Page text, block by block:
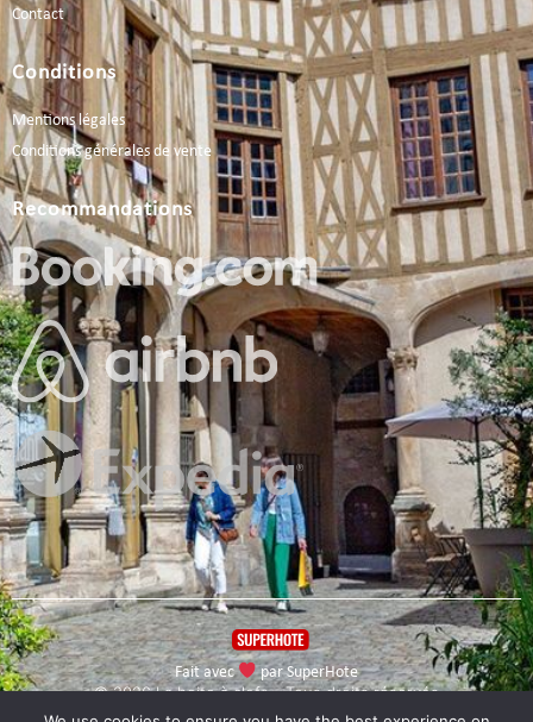
Contact
Conditions
Mentions légales
Conditions générales de vente
Recommandations
© 2026 La boite à clefs - Tous droits réservés
Fait avec par SuperHote